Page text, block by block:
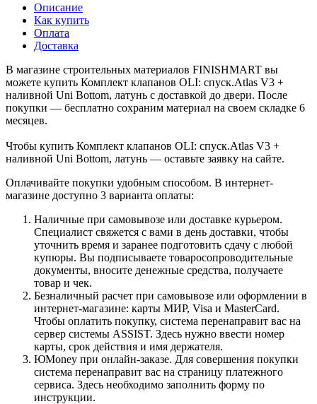
Описание
Как купить
Оплата
Доставка
В магазине строительных материалов FINISHMART вы
можете купить Комплект клапанов OLI: спуск.Atlas V3 +
наливной Uni Bottom, латунь с доставкой до двери. После
покупки — бесплатно сохраним материал на своем складке 6
месяцев.
Чтобы купить Комплект клапанов OLI: спуск.Atlas V3 +
наливной Uni Bottom, латунь — оставьте заявку на сайте.
Оплачивайте покупки удобным способом. В интернет-
магазине доступно 3 варианта оплаты:
Наличные при самовывозе или доставке курьером.
Специалист свяжется с вами в день доставки, чтобы
уточнить время и заранее подготовить сдачу с любой
купюры. Вы подписываете товаросопроводительные
документы, вносите денежные средства, получаете
товар и чек.
Безналичный расчет при самовывозе или оформлении в
интернет-магазине: карты МИР, Visa и MasterCard.
Чтобы оплатить покупку, система перенаправит вас на
сервер системы ASSIST. Здесь нужно ввести номер
карты, срок действия и имя держателя.
ЮMoney при онлайн-заказе. Для совершения покупки
система перенаправит вас на страницу платежного
сервиса. Здесь необходимо заполнить форму по
инструкции.